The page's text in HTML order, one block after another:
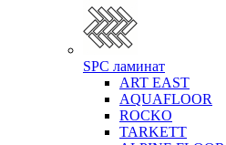
SPC ламинат
ART EAST
AQUAFLOOR
ROCKO
TARKETT